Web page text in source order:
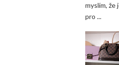
myslím, že
pro ...